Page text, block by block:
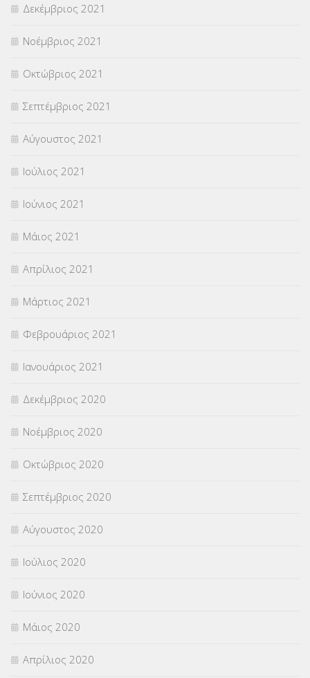
Δεκέμβριος 2021
Νοέμβριος 2021
Οκτώβριος 2021
Σεπτέμβριος 2021
Αύγουστος 2021
Ιούλιος 2021
Ιούνιος 2021
Μάιος 2021
Απρίλιος 2021
Μάρτιος 2021
Φεβρουάριος 2021
Ιανουάριος 2021
Δεκέμβριος 2020
Νοέμβριος 2020
Οκτώβριος 2020
Σεπτέμβριος 2020
Αύγουστος 2020
Ιούλιος 2020
Ιούνιος 2020
Μάιος 2020
Απρίλιος 2020